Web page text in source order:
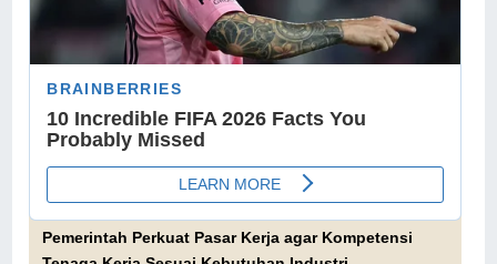
Pemerintah Perkuat Pasar Kerja agar Kompetensi